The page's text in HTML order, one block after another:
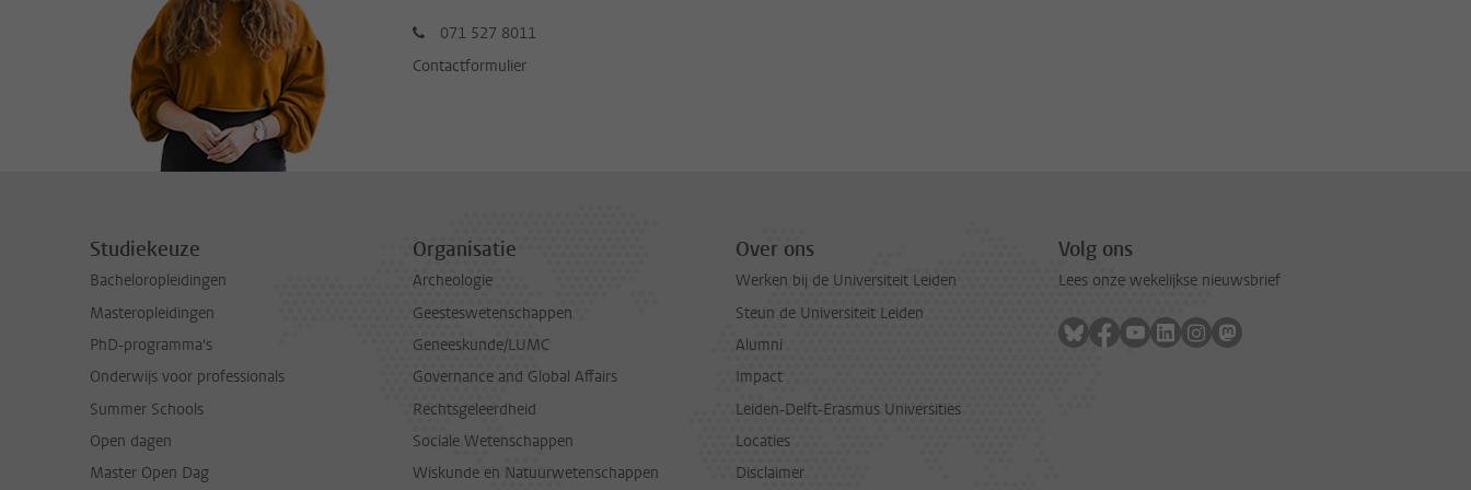
071 527 8011
Contactformulier
Studiekeuze
Bacheloropleidingen
Masteropleidingen
PhD-programma's
Onderwijs voor professionals
Summer Schools
Open dagen
Master Open Dag
Organisatie
Archeologie
Geesteswetenschappen
Geneeskunde/LUMC
Governance and Global Affairs
Rechtsgeleerdheid
Sociale Wetenschappen
Wiskunde en Natuurwetenschappen
Over ons
Werken bij de Universiteit Leiden
Steun de Universiteit Leiden
Alumni
Impact
Leiden-Delft-Erasmus Universities
Locaties
Disclaimer
Volg ons
Lees onze wekelijkse nieuwsbrief
Volg ons op bluesky
Volg ons op facebook
Volg ons op youtube
Volg ons op linkedin
Volg ons op instagram
Volg ons op mastodon